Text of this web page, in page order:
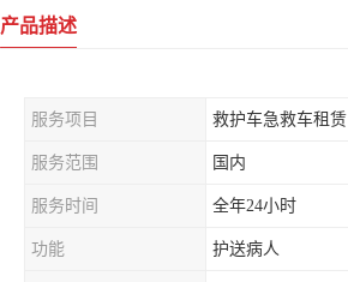
产品描述
服务项目 救护车急救车租赁
服务范围 国内
服务时间 全年24小时
功能 护送病人